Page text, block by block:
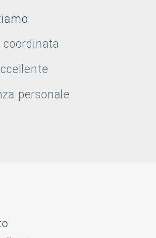
coordinata
personale